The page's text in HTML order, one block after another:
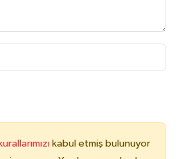
kabul etmiş bulunuyor